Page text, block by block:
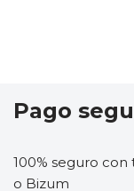
Pago
100% seguro
o Bizum